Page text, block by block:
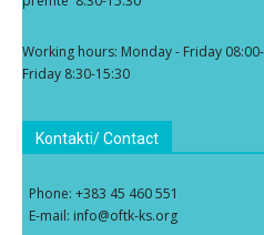
Working hours: Monday - Friday
Friday 8:30-15:30
Kontakti/ Contact
Phone: +383 45 460 551
E-mail: info@oftk-ks.org